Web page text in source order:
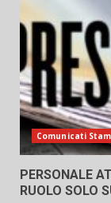
Comunicati
PERSONALE
RUOLO SOLO